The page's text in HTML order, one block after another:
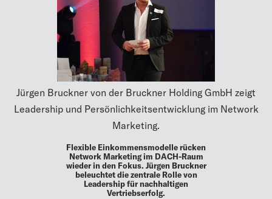
Jürgen Bruckner von der Bruckner Holding GmbH zeigt
Leadership und Persönlichkeitsentwicklung im Network
Marketing.
Flexible Einkommensmodelle rücken
Network Marketing im DACH-Raum
wieder in den Fokus. Jürgen Bruckner
beleuchtet die zentrale Rolle von
Leadership für nachhaltigen
Vertriebserfolg.